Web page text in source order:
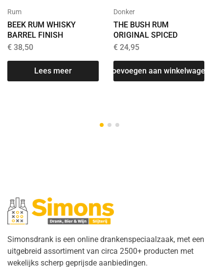
Rum
BEEK RUM WHISKY
BARREL FINISH
€ 38,50
Lees meer
Donker
THE BUSH RUM
ORIGINAL SPICED
€24,95
Toevoegen aan winkelwagen
Simonsdrank is een online drankenspeciaalzaak, met een
uitgebreid assortiment van circa 2500+ producten met
wekelijks scherp geprijsde aanbiedingen.